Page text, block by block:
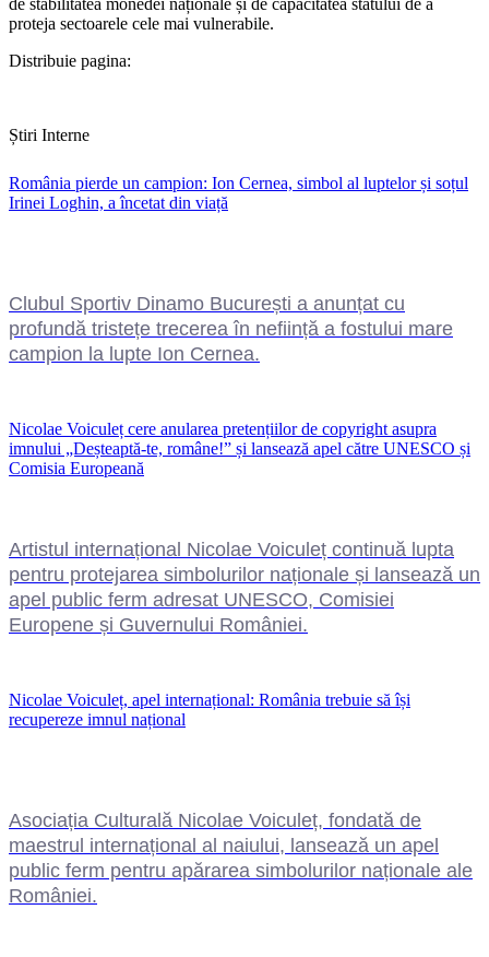
proteja sectoarele cele mai vulnerabile.
Distribuie pagina:
Știri Interne
România pierde un campion: Ion Cernea, simbol al luptelor și soțul
Irinei Loghin, a încetat din viață
Clubul Sportiv Dinamo București a anunțat cu
profundă tristețe trecerea în neființă a fostului mare
campion la lupte Ion Cernea.
Nicolae Voiculeț cere anularea pretențiilor de copyright asupra
imnului „Deșteaptă-te, române!” și lansează apel către UNESCO și
Comisia Europeană
Artistul internațional Nicolae Voiculeț continuă lupta
pentru protejarea simbolurilor naționale și lansează un
apel public ferm adresat UNESCO, Comisiei
Europene și Guvernului României.
Nicolae Voiculeț, apel internațional: România trebuie să își
recupereze imnul național
Asociația Culturală Nicolae Voiculeț, fondată de
maestrul internațional al naiului, lansează un apel
public ferm pentru apărarea simbolurilor naționale ale
României.